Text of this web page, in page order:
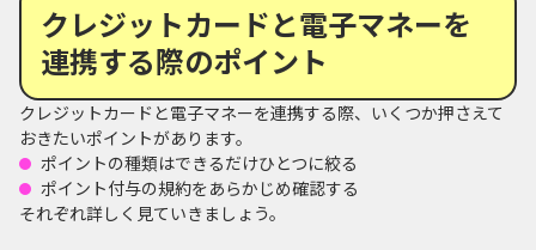
クレジットカードと電子マネーを
連携する際のポイント
クレジットカードと電子マネーを連携する際、いくつか押さえて
おきたいポイントがあります。
ポイントの種類はできるだけひとつに絞る
ポイント付与の規約をあらかじめ確認する
それぞれ詳しく見ていきましょう。